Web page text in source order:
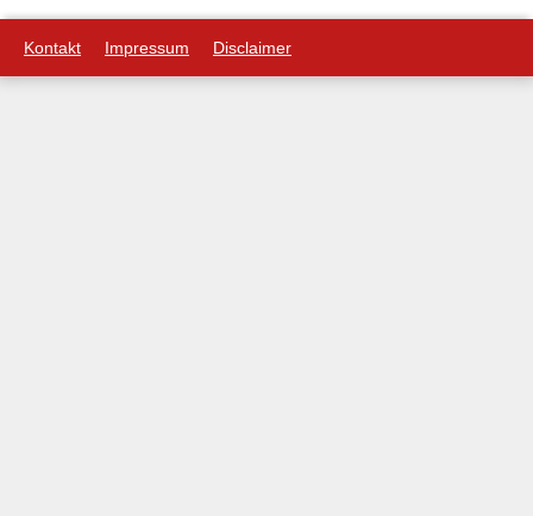
Kontakt Impressum Disclaimer